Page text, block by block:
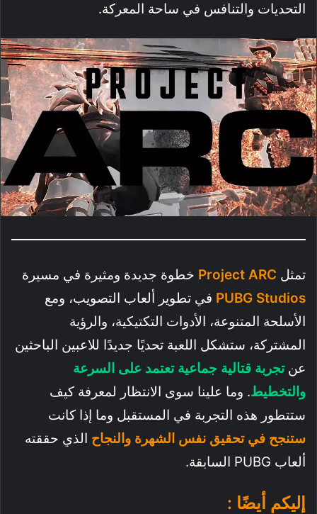
التحديات والتنافس في ساحة المعركة.
تمثل Project ARC خطوة جديدة ومثيرة في مسيرة
PUBG Studios في تطوير ألعاب التصويب، ومع
الأسلحة المتنوعة، الأدوات التكتيكية، والرؤية
المشتركة، ستشكل اللعبة تحديًا جديدًا للاعبين الباحثين
عنتجربة قتالية جماعية تعتمد على السرعة
والتخطيط. وما علينا سوى الانتظار لمعرفة كيف
ستتطور هذه التجربة في المستقبل وما إذا كانت
ستنجح في تحقيق نفس الشهرة والنجاح الذي حققته
ألعاب PUBG السابقة.
إليكم أيضًا :